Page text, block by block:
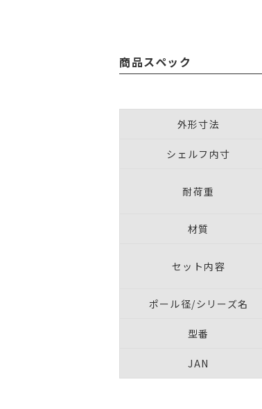
商品スペック
外形寸法
シェルフ内寸
耐荷重
材質
セット内容
ポール径/シリーズ名
型番
JAN